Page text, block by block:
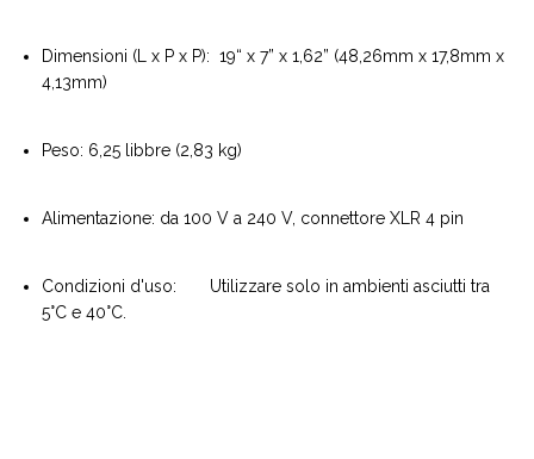
Dimensioni (L x P x P): 19“ x 7” x 1,62” (48,26mm x 17,8mm x
4,13mm)
Peso: 6,25 libbre (2,83 kg)
Alimentazione: da 100 V a 240 V, connettore XLR 4 pin
Condizioni d'uso: Utilizzare solo in ambienti asciutti tra
5°C e 40°C.